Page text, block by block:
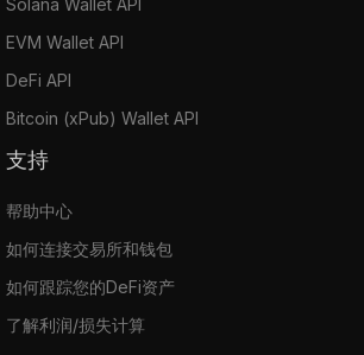
EVM Wallet API
DeFi API
Bitcoin (xPub) Wallet API
支持
帮助中心
如何连接交易所和钱包
如何跟踪您的DeFi资产
了解利润/损失计算